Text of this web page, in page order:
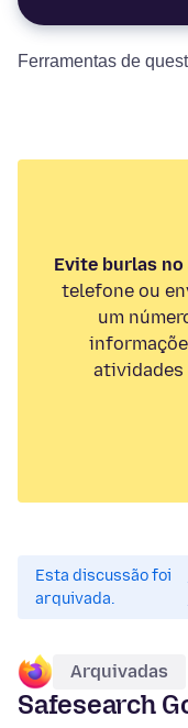
Ferramentas de
Evite burlas no
telefone ou
um
atividades
Esta discussão foi
arquivada.
Arquivadas
Safesearch